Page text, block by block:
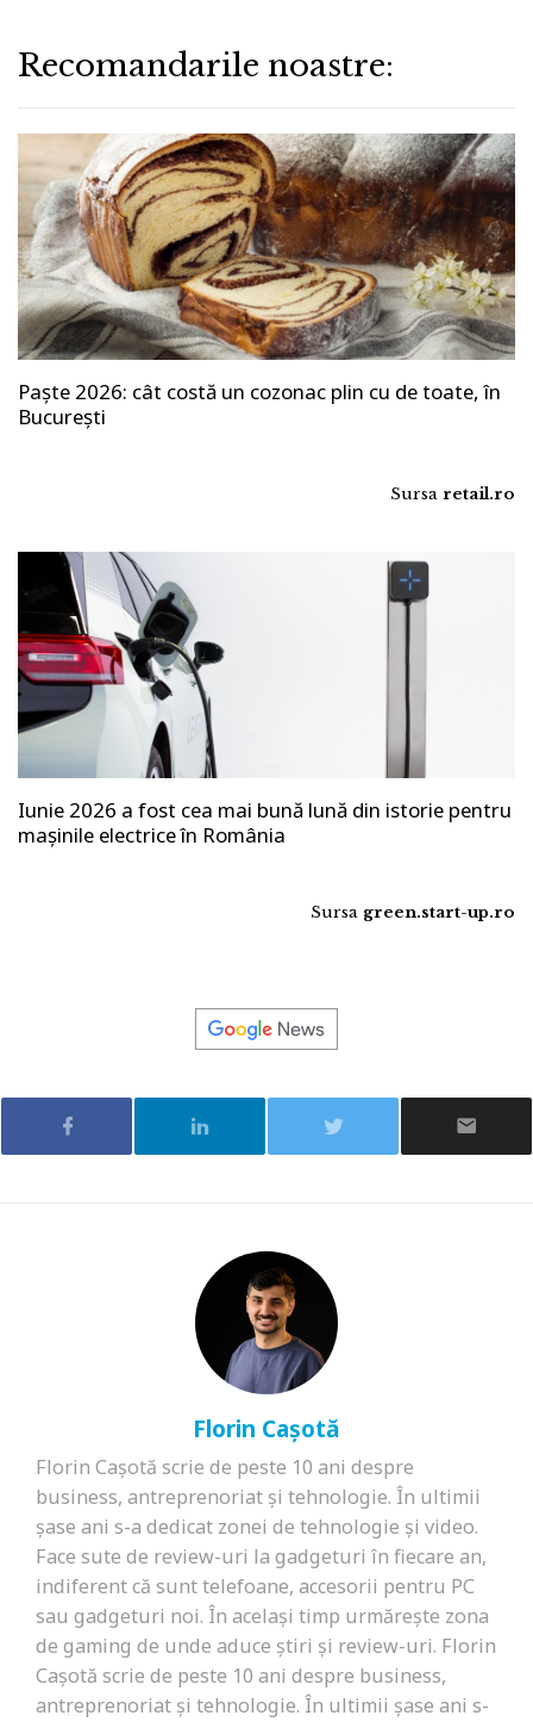
Recomandarile noastre:
Paște 2026: cât costă un cozonac plin cu de toate, în
București
Sursa retail.ro
Iunie 2026 a fost cea mai bună lună din istorie pentru
mașinile electrice în România
Sursa green.start-up.ro
Florin Cașotă
Florin Cașotă scrie de peste 10 ani despre
business, antreprenoriat și tehnologie. În ultimii
șase ani s-a dedicat zonei de tehnologie și video.
Face sute de review-uri la gadgeturi în fiecare an,
indiferent că sunt telefoane, accesorii pentru PC
sau gadgeturi noi. În același timp urmărește zona
de gaming de unde aduce știri și review-uri. Florin
Cașotă scrie de peste 10 ani despre business,
antreprenoriat și tehnologie. În ultimii șase ani s-